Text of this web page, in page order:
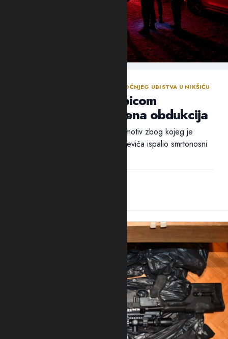
NASTAVLJENA ISTRAGA NAKON SINOĆNJEG UBISTVA U NIKŠIĆU
Policija traga za ubicom
Mrvaljevića, naložena obdukcija
Ni nakon 18 sati nije utvrđen ni motiv zbog kojeg je
ubica, navodno, u potiljak Mrvaljevića ispalio smrtonosni